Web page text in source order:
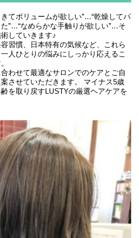
てボリュームが欲しい”…“乾燥してパ
”…“なめらかな手触りが欲しい”…そ
していきます♪
習慣、日本特有の気候など、これら
人ひとりの悩みにしっかり応えるこ
わせて最適なサロンでのケアとご自
させていただきます。 マイナス5歳
を取り戻すLUSTYの厳選ヘアケアを